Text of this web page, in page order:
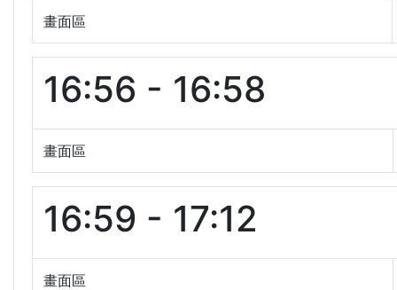
畫面區
16:56 - 16:58
畫面區
16:59 - 17:12
畫面區